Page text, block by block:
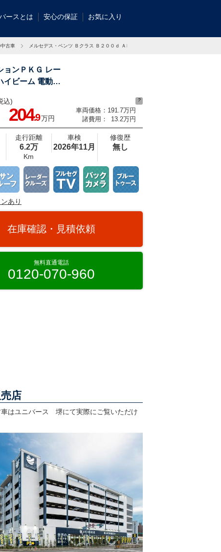
ースとは 安心の保証 お気に入り
古車 メルセデス・ベンツ Ｂクラス Ｂ２００ｄ ＡＭＧラインの中古車
ョンＰＫＧ レー
イビーム 電動リ
総在庫数約２，０００台！全国の系列店からメーカー・車種問わずご紹介出来るの
見つかるはずです♪まずはお問い合わせ下さい☆
込)
204.9 万円
車両価格：
諸費用：
191.7万円
13.2万円
?
走行距離
6.2万
Km
車検
2026年11月
修復歴
無し
あり
在庫確認・見積依頼
無料直通電話
0120-070-960
店
車はユニバース 堺にて実際にご覧いただけ